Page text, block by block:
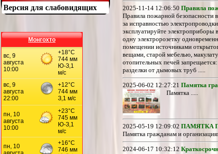
Версия для слабовидящих
Монгохто
2025-11-14 12:06:50 Правила
Правила пожарной безопасности
за исправностью
эксплуатируйте электроприборы
одну электророзетку
помещении источниками
вещами, старой мебелью,
отопительных печей
разделки от дымовых труб .....
2025-06-02 12:27:21 Памятка
Памятка .....
2025-05-19 12:09:02 ПАМЯТКА
Памятка гражданам и
2024-06-17 10:32:12